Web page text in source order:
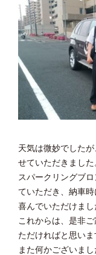
天気は微妙でした
せていただきました
スパークリングブ
ていただき、納車
喜んでいただけまし
これからは、是非
ただければと思いま
また何かございま